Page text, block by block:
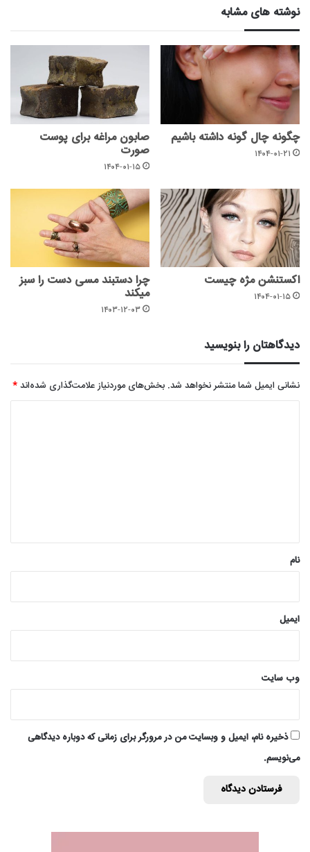
نوشته های مشابه
چگونه چال گونه داشته باشیم
۱۴۰۴-۰۱-۲۱
صابون مراغه برای پوست
صورت
۱۴۰۴-۰۱-۱۵
اکستنشن مژه چیست
۱۴۰۴-۰۱-۱۵
چرا دستبند مسی دست را سبز
میکند
۱۴۰۳-۱۲-۰۳
دیدگاهتان را بنویسید
نشانی ایمیل شما منتشر نخواهد شد. بخش‌های موردنیاز علامت‌گذاری شده‌اند*
نام
ایمیل
وب‌ سایت
ذخیره نام، ایمیل و وبسایت من در مرورگر برای زمانی که دوباره دیدگاهی
می‌نویسم.